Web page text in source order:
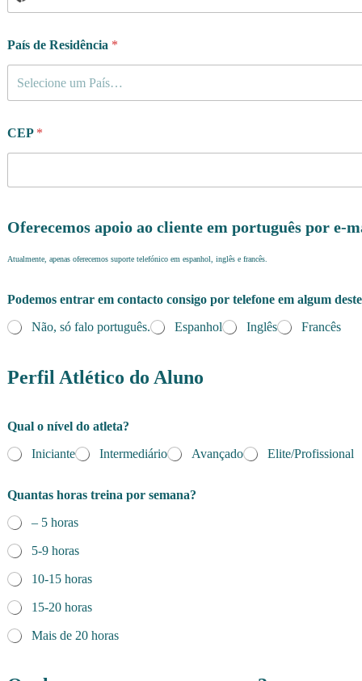
País de Residência *
Selecione um País…
CEP *
Oferecemos apoio ao cliente em português por e-
Atualmente, apenas oferecemos suporte telefónico em espanhol, inglês e francês.
Podemos entrar em contacto consigo por telefone em algum
Não, só falo português.
Espanhol Inglês Francês
Perfil Atlético do Aluno
Qual o nível do atleta?
Iniciante
Intermediário Avançado Elite/Profissional
Quantas horas treina por semana?
– 5 horas
5-9 horas
10-15 horas
15-20 horas
Mais de 20 horas